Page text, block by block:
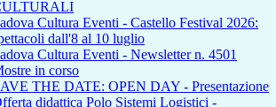
Cultura Eventi - Castello Festival 2026:
dall'8 al 10 luglio
Cultura Eventi - Newsletter n. 4501
in corso
THE DATE: OPEN DAY - Presentazione
didattica Polo Sistemi Logistici -